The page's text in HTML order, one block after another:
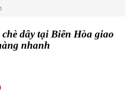
dây tại Biên Hòa giao
nhanh